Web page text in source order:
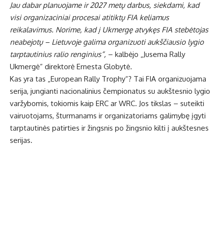
Jau dabar planuojame ir 2027 metų darbus, siekdami, kad
visi organizaciniai procesai atitiktų FIA keliamus
reikalavimus. Norime, kad į Ukmergę atvykęs FIA stebėtojas
neabejotų – Lietuvoje galima organizuoti aukščiausio lygio
tarptautinius ralio renginius“, – kalbėjo „Jusema Rally
Ukmergė“ direktorė Ernesta Globytė.
Kas yra tas „European Rally Trophy“? Tai FIA organizuojama
serija, jungianti nacionalinius čempionatus su aukštesnio lygio
varžybomis, tokiomis kaip ERC ar WRC. Jos tikslas – suteikti
vairuotojams, šturmanams ir organizatoriams galimybę įgyti
tarptautinės patirties ir žingsnis po žingsnio kilti į aukštesnes
serijas.